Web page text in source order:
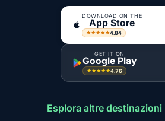
DOWNLOAD ON THE
App Store
★★★★★4.84
GET IT ON
Google Play
★★★★★4.76
Esplora altre